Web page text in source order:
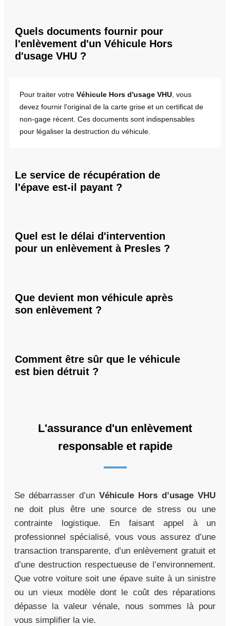
Quels documents fournir pour
l'enlèvement d'un Véhicule Hors
d'usage VHU ?
Pour traiter votre Véhicule Hors d'usage VHU , vous
devez fournir l'original de la carte grise et un certificat de
non-gage récent. Ces documents sont indispensables
pour légaliser la destruction du véhicule.
Le service de récupération de
l'épave est-il payant ?
Quel est le délai d'intervention
pour un enlèvement à Presles ?
Que devient mon véhicule après
son enlèvement ?
Comment être sûr que le véhicule
est bien détruit ?
L'assurance d'un enlèvement
responsable et rapide
Se débarrasser d’un Véhicule Hors d’usage VHU
ne doit plus être une source de stress ou une
contrainte logistique. En faisant appel à un
professionnel spécialisé, vous vous assurez d’une
transaction transparente, d’un enlèvement gratuit et
d’une destruction respectueuse de l’environnement.
Que votre voiture soit une épave suite à un sinistre
ou un vieux modèle dont le coût des réparations
dépasse la valeur vénale, nous sommes là pour
vous simplifier la vie.